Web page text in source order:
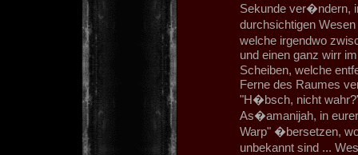
Sekunde ver�ndern,
durchsichtigen
welche irgendwo
und einen ganz wirr
Scheiben, welche
Ferne des Raumes
"H�bsch, nicht
As�amanijah, in
Warp" �bersetzen,
unbekannt sind ...